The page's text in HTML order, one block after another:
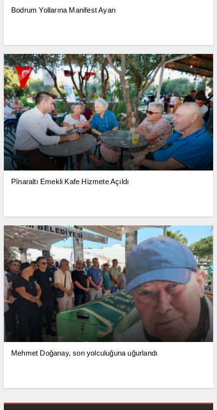
Bodrum Yollarına Manifest Ayarı
Pînaraltı Emekli Kafe Hizmete Açıldı
Mehmet Doğanay, son yolculuğuna uğurlandı